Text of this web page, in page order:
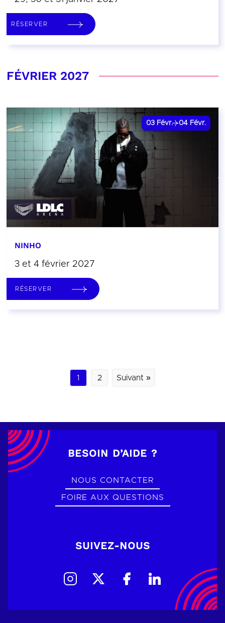
RÉSERVER
FÉVRIER 2027
03 Févr. 04 Févr.
NINHO
3 et 4 février 2027
RÉSERVER
1 2 Suivant »
BESOIN D’AIDE ?
NOUS CONTACTER
FOIRE AUX QUESTIONS
SUIVEZ-NOUS